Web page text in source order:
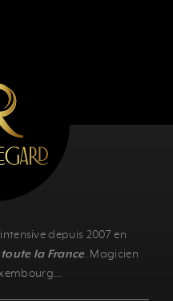
depuis 2007 en
la France. Magicien
…